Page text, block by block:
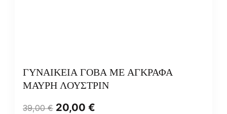
ΓΥΝΑΙΚΕΙΑ ΓΟΒΑ ΜΕ ΑΓΚΡΑΦΑ
ΜΑΥΡΗ ΛΟΥΣΤΡΙΝ
39,00€ 20,00 €